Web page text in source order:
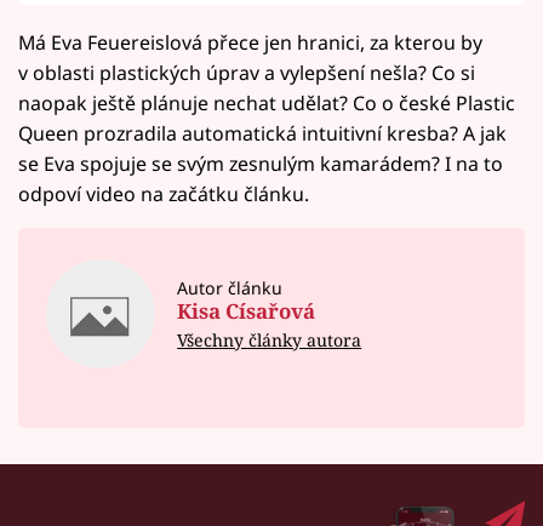
Má Eva Feuereislová přece jen hranici, za kterou by
v oblasti plastických úprav a vylepšení nešla? Co si
naopak ještě plánuje nechat udělat? Co o české Plastic
Queen prozradila automatická intuitivní kresba? A jak
se Eva spojuje se svým zesnulým kamarádem? I na to
odpoví video na začátku článku.
Autor článku
Kisa Císařová
Všechny články autora